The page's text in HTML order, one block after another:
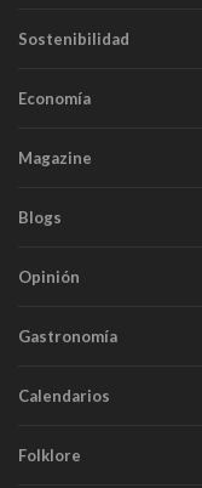
Sostenibilidad
Economía
Magazine
Blogs
Opinión
Gastronomía
Calendarios
Folklore